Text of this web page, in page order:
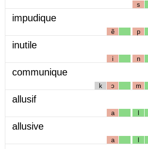
s
impudique
ẽ p
inutile
i n
communique
k ɔ m
allusif
a l
allusive
a l